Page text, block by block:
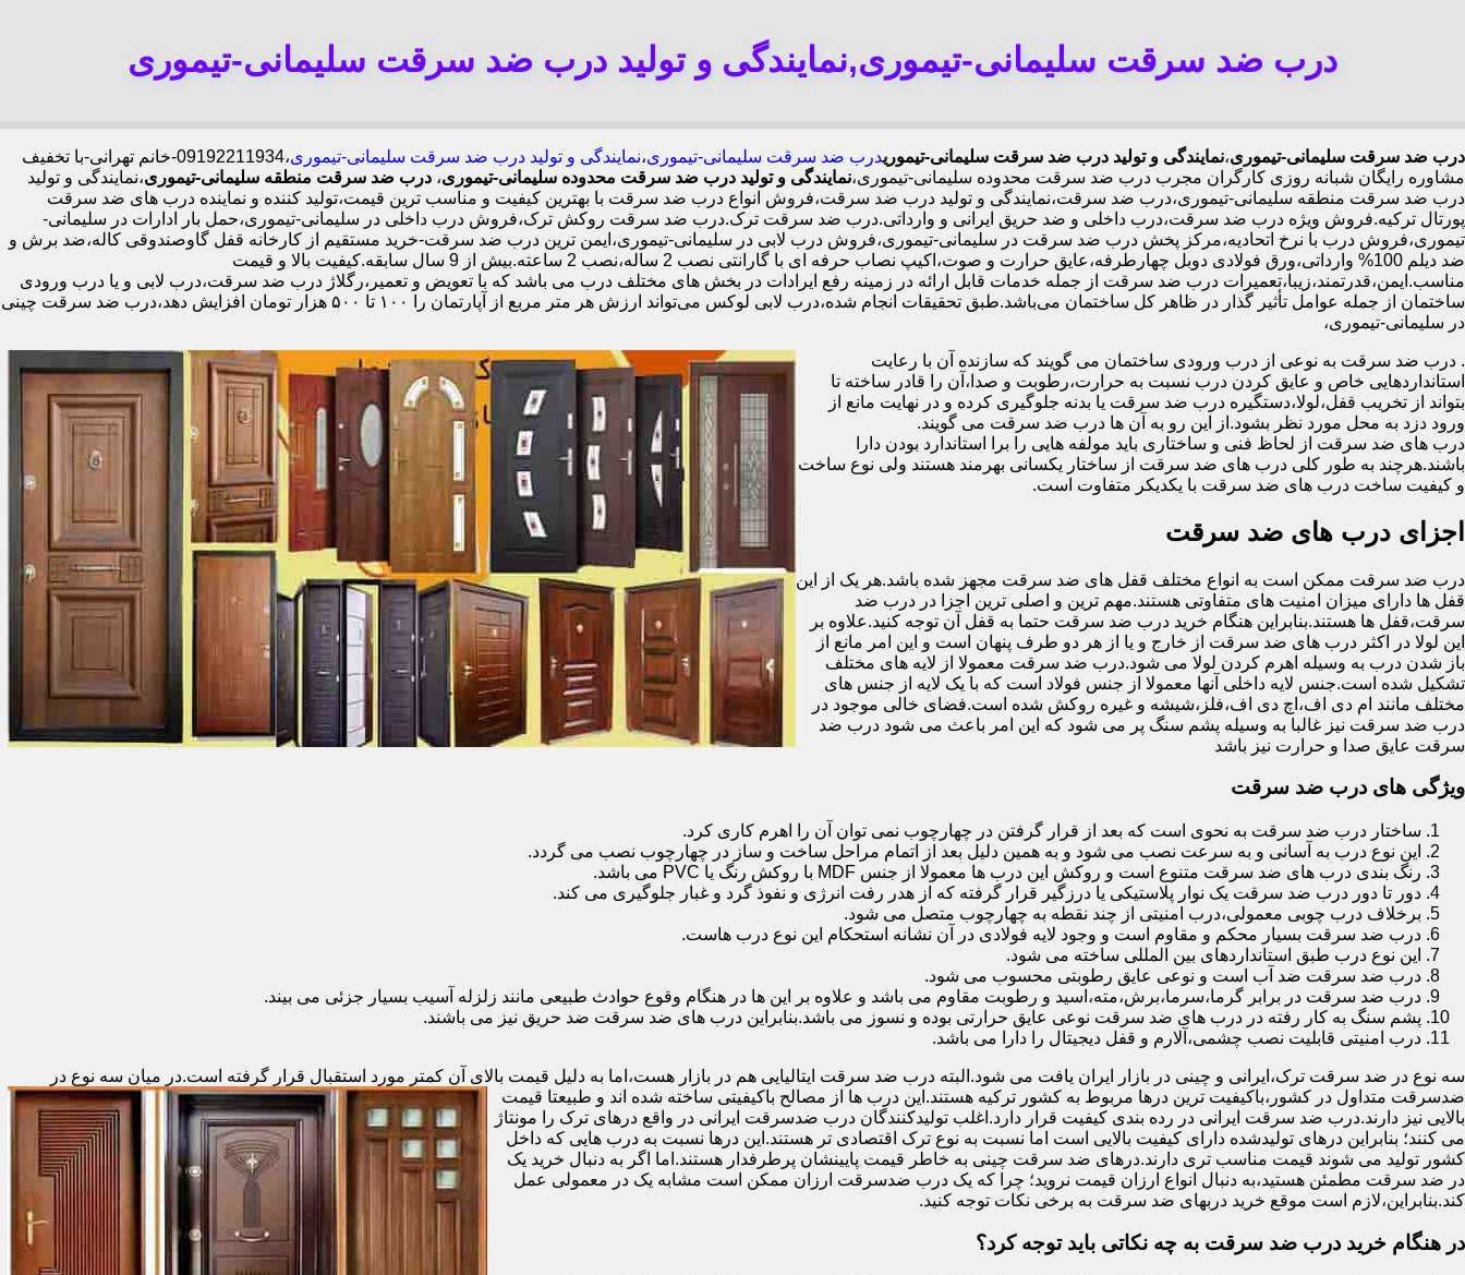
درب ضد سرقت سلیمانی-تیموری,نمایندگی و تولید درب ضد سرقت سلیمانی-تیموری
درب ضد سرقت سلیمانی-تیموری،نمایندگی و تولید درب ضد سرقت سلیمانی-تیموریدرب ضد سرقت سلیمانی-تیموری،نمایندگی و تولید درب ضد سرقت سلیمانی-تیموری
،09192211934-خانم تهرانی-با تخفیف
مشاوره رایگان شبانه روزی کارگران مجرب درب ضد سرقت محدوده سلیمانی-تیموری،نمایندگی و تولید درب ضد سرقت محدوده سلیمانی-تیموری، درب ضد سرقت منطقه سلیمانی-تیموری،نمایندگی و تولید
درب ضد سرقت منطقه سلیمانی-تیموری،درب ضد سرقت،نمایندگی و تولید درب ضد سرقت،فروش انواع درب ضد سرقت با بهترین کیفیت و مناسب ترین قیمت،تولید کننده و نماینده درب های ضد سرقت
پورتال ترکیه.فروش ویژه درب ضد سرقت،درب داخلی و ضد حریق ایرانی و وارداتی.درب ضد سرقت ترک.درب ضد سرقت روکش ترک،فروش درب داخلی در سلیمانی-تیموری،حمل بار ادارات در سلیمانی-
تیموری،فروش درب با نرخ اتحادیه،مرکز پخش درب ضد سرقت در سلیمانی-تیموری،فروش درب لابی در سلیمانی-تیموری،ایمن ترین درب ضد سرقت-خرید مستقیم از کارخانه قفل گاوصندوقی کاله،ضد برش و
ضد دیلم 100% وارداتی،ورق فولادی دوبل چهارطرفه،عایق حرارت و صوت،اکیپ نصاب حرفه ای با گارانتی نصب 2 ساله،نصب 2 ساعته.بیش از 9 سال سابقه.کیفیت بالا و قیمت
مناسب.ایمن،قدرتمند،زیبا،تعمیرات درب ضد سرقت از جمله خدمات قابل ارائه در زمینه رفع ایرادات در بخش های مختلف درب می باشد که با تعویض و تعمیر،رگلاژ درب ضد سرقت،درب لابی و یا درب ورودی
ساختمان از جمله عوامل تأثیر گذار در ظاهر کل ساختمان می‌باشد.طبق تحقیقات انجام شده،درب لابی لوکس می‌تواند ارزش هر متر مربع از آپارتمان را ۱۰۰ تا ۵۰۰ هزار تومان افزایش دهد،درب ضد سرقت چینی
در سلیمانی-تیموری،
. درب ضد سرقت به نوعی از درب ورودی ساختمان می گویند که سازنده آن با رعایت
استانداردهایی خاص و عایق کردن درب نسبت به حرارت،رطوبت و صدا،آن را قادر ساخته تا
بتواند از تخریب قفل،لولا،دستگیره درب ضد سرقت یا بدنه جلوگیری کرده و در نهایت مانع از
ورود دزد به محل مورد نظر بشود.از این رو به آن ها درب ضد سرقت می گویند.
درب های ضد سرقت از لحاظ فنی و ساختاری باید مولفه هایی را برا استاندارد بودن دارا
باشند.هرچند به طور کلی درب های ضد سرقت از ساختار یکسانی بهرمند هستند ولی نوع ساخت
و کیفیت ساخت درب های ضد سرقت با یکدیکر متفاوت است.
اجزای درب های ضد سرقت
درب ضد سرقت ممکن است به انواع مختلف قفل های ضد سرقت مجهز شده باشد.هر یک از این
قفل ها دارای میزان امنیت های متفاوتی هستند.مهم ترین و اصلی ترین اجزا در درب ضد
سرقت،قفل ها هستند.بنابراین هنگام خرید درب ضد سرقت حتما به قفل آن توجه کنید.علاوه بر
این لولا در اکثر درب های ضد سرقت از خارج و یا از هر دو طرف پنهان است و این امر مانع از
باز شدن درب به وسیله اهرم کردن لولا می شود.درب ضد سرقت معمولا از لایه های مختلف
تشکیل شده است.جنس لایه داخلی آنها معمولا از جنس فولاد است که با یک لایه از جنس های
مختلف مانند ام دی اف،اچ دی اف،فلز،شیشه و غیره روکش شده است.فضای خالی موجود در
درب ضد سرقت نیز غالبا به وسیله پشم سنگ پر می شود که این امر باعث می شود درب ضد
سرقت عایق صدا و حرارت نیز باشد
ویژگی های درب ضد سرقت
ساختار درب ضد سرقت به نحوی است که بعد از قرار گرفتن در چهارچوب نمی توان آن را اهرم کاری کرد.
این نوع درب به آسانی و به سرعت نصب می شود و به همین دلیل بعد از اتمام مراحل ساخت و ساز در چهارچوب نصب می گردد.
رنگ بندی درب های ضد سرقت متنوع است و روکش این درب ها معمولا از جنس MDF با روکش رنگ یا PVC می باشد.
دور تا دور درب ضد سرقت یک نوار پلاستیکی یا درزگیر قرار گرفته که از هدر رفت انرژی و نفوذ گرد و غبار جلوگیری می کند.
برخلاف درب چوبی معمولی،درب امنیتی از چند نقطه به چهارچوب متصل می شود.
درب ضد سرقت بسیار محکم و مقاوم است و وجود لایه فولادی در آن نشانه استحکام این نوع درب هاست.
این نوع درب طبق استانداردهای بین المللی ساخته می شود.
درب ضد سرقت ضد آب است و نوعی عایق رطوبتی محسوب می شود.
درب ضد سرقت در برابر گرما،سرما،برش،مته،اسید و رطوبت مقاوم می باشد و علاوه بر این ها در هنگام وقوع حوادث طبیعی مانند زلزله آسیب بسیار جزئی می بیند.
پشم سنگ به کار رفته در درب های ضد سرقت نوعی عایق حرارتی بوده و نسوز می باشد.بنابراین درب های ضد سرقت ضد حریق نیز می باشند.
درب امنیتی قابلیت نصب چشمی،آلارم و قفل دیجیتال را دارا می باشد.
سه نوع در ضد سرقت ترک،ایرانی و چینی در بازار ایران یافت می شود.البته درب ضد سرقت ایتالیایی هم در بازار هست،اما به دلیل قیمت بالای آن کمتر مورد استقبال قرار گرفته است.در میان سه نوع در
ضدسرقت متداول در کشور،باکیفیت ترین درها مربوط به کشور ترکیه هستند.این درب ها از مصالح باکیفیتی ساخته شده اند و طبیعتا قیمت
بالایی نیز دارند.درب ضد سرقت ایرانی در رده بندی کیفیت قرار دارد.اغلب تولیدکنندگان درب ضدسرقت ایرانی در واقع درهای ترک را مونتاژ
می کنند؛ بنابراین درهای تولیدشده دارای کیفیت بالایی است اما نسبت به نوع ترک اقتصادی تر هستند.این درها نسبت به درب هایی که داخل
کشور تولید می شوند قیمت مناسب تری دارند.درهای ضد سرقت چینی به خاطر قیمت پایینشان پرطرفدار هستند.اما اگر به دنبال خرید یک
در ضد سرقت مطمئن هستید،به دنبال انواع ارزان قیمت نروید؛ چرا که یک درب ضدسرقت ارزان ممکن است مشابه یک در معمولی عمل
کند.بنابراین،لازم است موقع خرید دربهای ضد سرقت به برخی نکات توجه کنید.
در هنگام خرید درب ضد سرقت به چه نکاتی باید توجه کرد؟